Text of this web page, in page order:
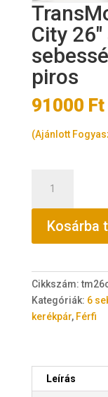
City
piros
91000 Ft
(Ajánlott
26"
acél
6
piros
mennyiség
Kosárba
Cikkszám:
Kategóriák: 6
kerékpár, Férfi
Leírás